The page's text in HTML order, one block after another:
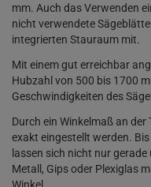
mm. Auch das Verwenden
nicht verwendete
integrierten Stauraum mit.
Mit einem gut erreichbar
Hubzahl von 500 bis 1700
Geschwindigkeiten des
Durch ein Winkelmaß an
exakt eingestellt werden.
lassen sich nicht nur
Metall, Gips oder Plexiglas